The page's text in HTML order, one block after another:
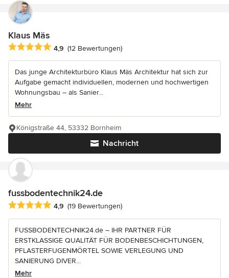
Klaus Mäs
Durchschnittliche Bewertung: 4.9 von 5 Sternen
4,9 (12 Bewertungen)
Das junge Architekturbüro Klaus Mäs Architektur hat sich zur
Aufgabe gemacht individuellen, modernen und hochwertigen
Wohnungsbau – als Sanier...
Mehr
Nachricht
Königstraße 44, 53332 Bornheim
fussbodentechnik24.de
Durchschnittliche Bewertung: 4.9 von 5 Sternen
4,9 (19 Bewertungen)
FUSSBODENTECHNIK24.de – IHR PARTNER FÜR
ERSTKLASSIGE QUALITÄT FÜR BODENBESCHICHTUNGEN,
PFLASTERFUGENMÖRTEL SOWIE VERLEGUNG UND
SANIERUNG DIVER...
Mehr